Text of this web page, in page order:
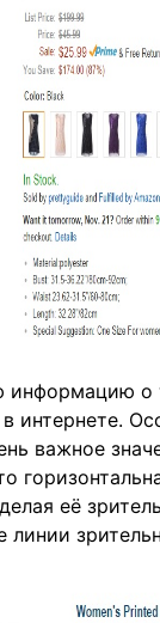
информацию о
интернете.
важное
её
линии